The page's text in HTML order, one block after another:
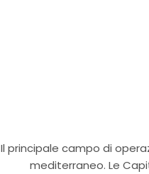
Il principale campo di
mediterraneo. Le